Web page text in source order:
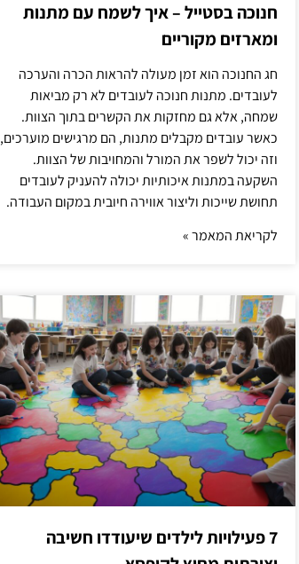
חנוכה בסטייל – איך לשמח עם מתנות
ומארזים מקוריים
חג החנוכה הוא זמן מעולה להראות הכרה והערכה
לעובדים. מתנות חנוכה לעובדים לא רק מביאות
שמחה, אלא גם מחזקות את הקשרים בתוך הצוות.
כאשר עובדים מקבלים מתנות, הם מרגישים מוערכים,
וזה יכול לשפר את המורל והמחויבות של הצוות.
השקעה במתנות איכותיות יכולה להעניק לעובדים
תחושת שייכות וליצור אווירה חיובית במקום העבודה.
לקריאת המאמר »
7 פעילויות לילדים שיעודדו חשיבה